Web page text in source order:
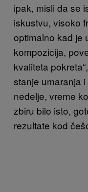
ipak, misli da se
iskustvu, visoko
optimalno kad je
kompozicija,
kvaliteta
stanje umaranja
nedelje, vreme
zbiru bilo isto,
rezultate kod